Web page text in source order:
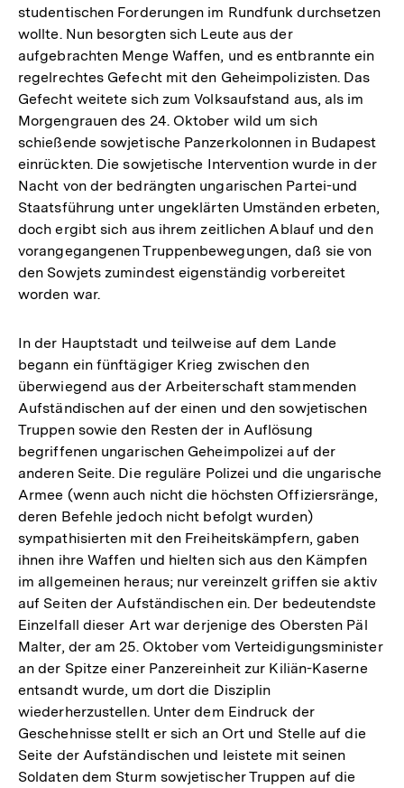
studentischen Forderungen im Rundfunk durchsetzen
wollte. Nun besorgten sich Leute aus der
aufgebrachten Menge Waffen, und es entbrannte ein
regelrechtes Gefecht mit den Geheimpolizisten. Das
Gefecht weitete sich zum Volksaufstand aus, als im
Morgengrauen des 24. Oktober wild um sich
schießende sowjetische Panzerkolonnen in Budapest
einrückten. Die sowjetische Intervention wurde in der
Nacht von der bedrängten ungarischen Partei-und
Staatsführung unter ungeklärten Umständen erbeten,
doch ergibt sich aus ihrem zeitlichen Ablauf und den
vorangegangenen Truppenbewegungen, daß sie von
den Sowjets zumindest eigenständig vorbereitet
worden war.
In der Hauptstadt und teilweise auf dem Lande
begann ein fünftägiger Krieg zwischen den
überwiegend aus der Arbeiterschaft stammenden
Aufständischen auf der einen und den sowjetischen
Truppen sowie den Resten der in Auflösung
begriffenen ungarischen Geheimpolizei auf der
anderen Seite. Die reguläre Polizei und die ungarische
Armee (wenn auch nicht die höchsten Offiziersränge,
deren Befehle jedoch nicht befolgt wurden)
sympathisierten mit den Freiheitskämpfern, gaben
ihnen ihre Waffen und hielten sich aus den Kämpfen
im allgemeinen heraus; nur vereinzelt griffen sie aktiv
auf Seiten der Aufständischen ein. Der bedeutendste
Einzelfall dieser Art war derjenige des Obersten Päl
Malter, der am 25. Oktober vom Verteidigungsminister
an der Spitze einer Panzereinheit zur Kiliän-Kaserne
entsandt wurde, um dort die Disziplin
wiederherzustellen. Unter dem Eindruck der
Geschehnisse stellt er sich an Ort und Stelle auf die
Seite der Aufständischen und leistete mit seinen
Soldaten dem Sturm sowjetischer Truppen auf die